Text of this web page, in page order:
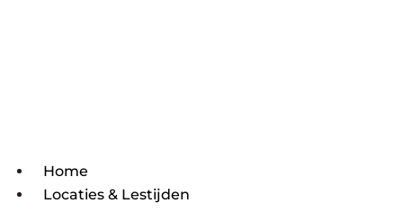
Home
Locaties & Lestijden